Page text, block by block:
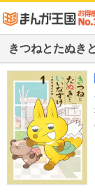
きつねとたぬき